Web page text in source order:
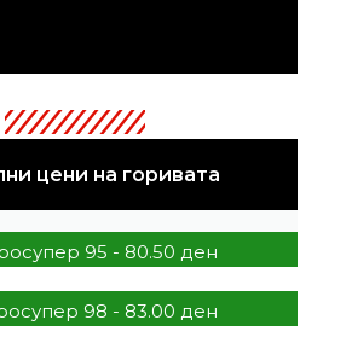
цени на горивата
95 - 80.50 ден
98 - 83.00 ден